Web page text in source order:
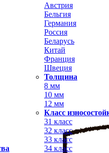
Австрия
Бельгия
Германия
Россия
Беларусь
Китай
Франция
Швеция
Толщина
8 мм
10 мм
12 мм
Класс
31 класс
32 класс
33 класс
34 класс